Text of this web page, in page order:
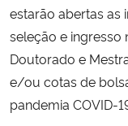
Ministério do Meio
Ministério do Turismo
Ministério do
estarão abertas as
seleção e ingresso
Doutorado e
e/ou cotas de
pandemia COVID-